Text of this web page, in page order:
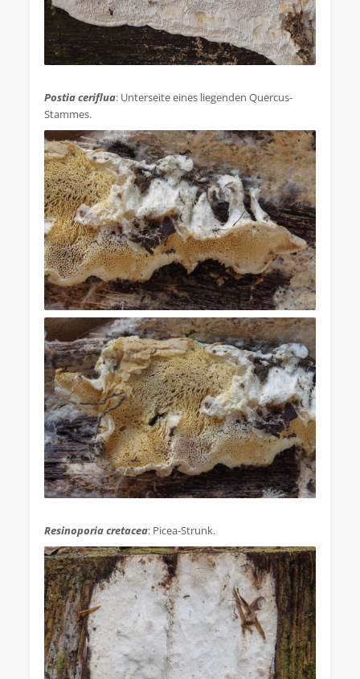
Postia ceriflua: Unterseite eines liegenden Quercus-
Stammes.
Resinoporia cretacea: Picea-Strunk.